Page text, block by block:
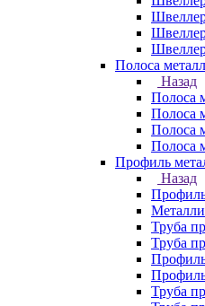
Полоса
Назад
Полоса
Полоса
Полоса
Полоса
Профиль
Назад
Труба
Труба
Труба